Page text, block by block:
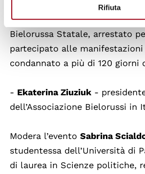
Rifiuta
-Yan Salanovich- ex studente
Bielorussa Statale, arrestato
partecipato alle
condannato a più di 120 giorni
- Ekaterina Ziuziuk -
dell’Associazione Bielorussi in
Modera l’evento Sabrina
studentessa dell’Università di
di laurea in Scienze politiche,